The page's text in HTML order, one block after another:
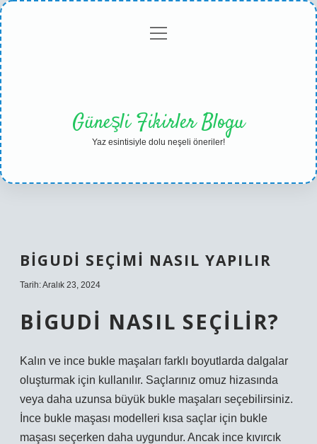
Gizlilikmenüyü
Güneşli Fikirler Blogu
Yaz esintisiyle dolu neşeli öneriler!
BIGUDI SEÇIMI NASIL YAPILIR
Tarih: Aralık 23, 2024
BIGUDI NASIL SEÇILIR?
Kalın ve ince bukle maşaları farklı boyutlarda dalgalar
oluşturmak için kullanılır. Saçlarınız omuz hizasında
veya daha uzunsa büyük bukle maşaları seçebilirsiniz.
İnce bukle maşası modelleri kısa saçlar için bukle
maşası seçerken daha uygundur. Ancak ince kıvırcık